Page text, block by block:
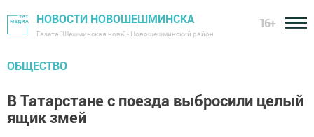
НОВОСТИ НОВОШЕШМИНСКА
Газета "Шешминская новь" - Новошешминский район
16+
ОБЩЕСТВО
В Татарстане с поезда выбросили целый
ящик змей